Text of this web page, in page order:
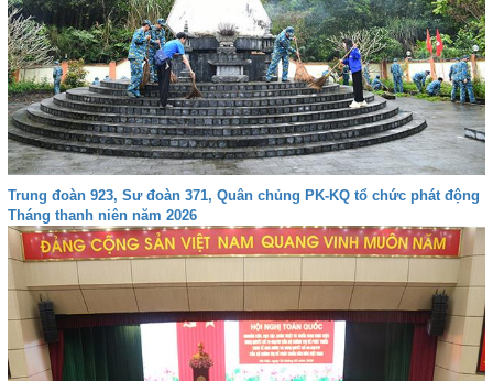
Trung đoàn 923, Sư đoàn 371, Quân chủng PK-KQ tổ chức phát động
Tháng thanh niên năm 2026